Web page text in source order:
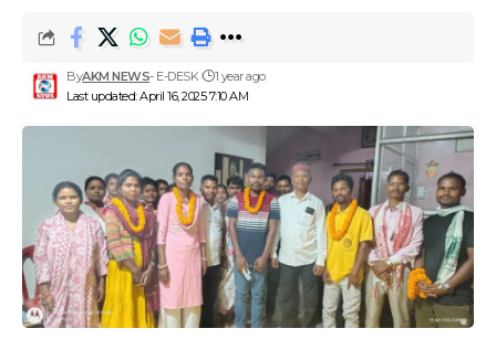
Last updated: April 16, 2025 7:10 AM
ByAKM NEWS- E-DESK 1 year ago